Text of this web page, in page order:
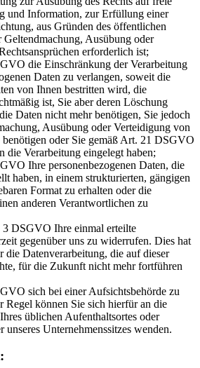
und Information, zur Erfüllung einer
aus Gründen des öffentlichen
Geltendmachung, Ausübung oder
erforderlich ist;
die Einschränkung der Verarbeitung
Daten zu verlangen, soweit die
von Ihnen bestritten wird, die
ist, Sie aber deren Löschung
Daten nicht mehr benötigen, Sie jedoch
Ausübung oder Verteidigung von
benötigen oder Sie gemäß Art. 21 DSGVO
die Verarbeitung eingelegt haben;
Ihre personenbezogenen Daten, die
haben, in einem strukturierten, gängigen
Format zu erhalten oder die
anderen Verantwortlichen zu
3 DSGVO Ihre einmal erteilte
gegenüber uns zu widerrufen. Dies hat
die Datenverarbeitung, die auf dieser
für die Zukunft nicht mehr fortführen
sich bei einer Aufsichtsbehörde zu
Regel können Sie sich hierfür an die
üblichen Aufenthaltsortes oder
unseres Unternehmenssitzes wenden.